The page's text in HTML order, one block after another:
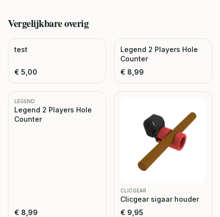
Vergelijkbareoverig
test
€ 5,00
Legend 2 Players Hole
Counter
€ 8,99
LEGEND
Legend 2 Players Hole
Counter
€ 8,99
CLICGEAR
Clicgear sigaar houder
€ 9,95